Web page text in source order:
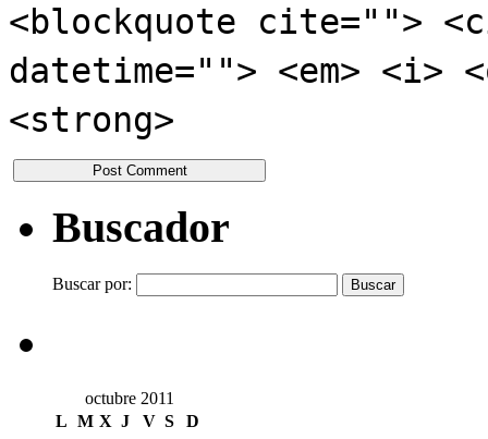
<blockquote cite="">
datetime=""> <em>
<strong>
Buscador
Buscar por:
octubre 2011
L M X J V S
D